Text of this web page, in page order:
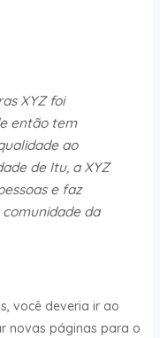
XYZ foi
então tem
ao
de Itu, a XYZ
e faz
da
você deveria ir ao
novas páginas para o